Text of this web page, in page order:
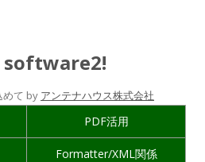
software2!
めて by アンテナハウス株式会社
PDF活用
Formatter/XML関係